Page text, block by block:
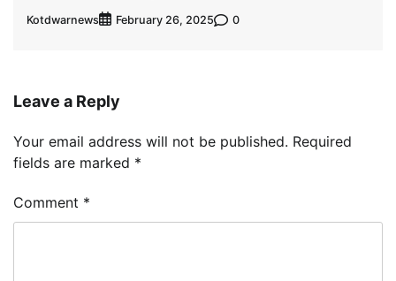
Kotdwarnews February 26, 2025 0
Leave a Reply
Your email address will not be published. Required
fields are marked *
Comment *